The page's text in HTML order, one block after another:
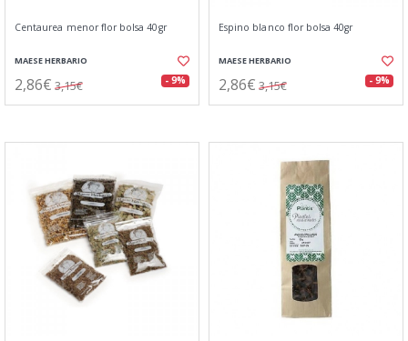
Centaurea menor flor bolsa 40gr
MAESE HERBARIO
2,86€ 3,15€ - 9%
Espino blanco flor bolsa 40gr
MAESE HERBARIO
2,86€ 3,15€ - 9%